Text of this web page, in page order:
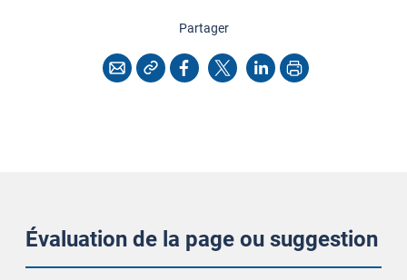
Partagercette page
CourrielCopier l'adresse
Facebook
X LinkedInImprimer
Évaluation de la page ou suggestion